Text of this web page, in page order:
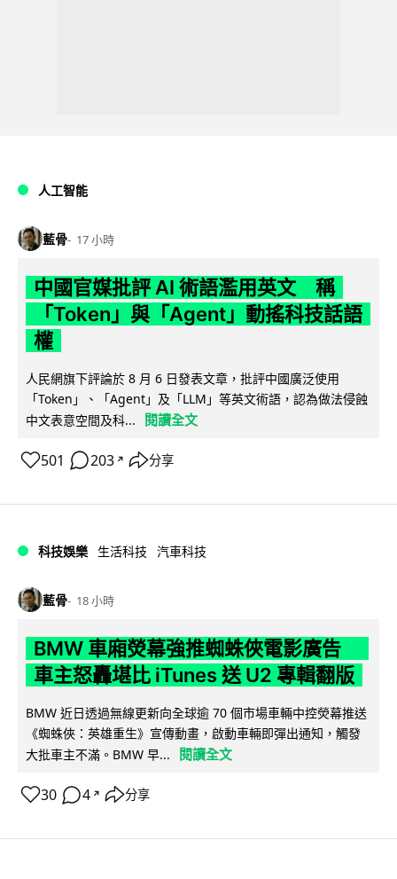
人工智能
藍骨 17 小時
中國官媒批評 AI 術語濫用英文 稱
「Token」與「Agent」動搖科技話語
權
人民網旗下評論於 8 月 6 日發表文章，批評中國廣泛使用
「Token」、「Agent」及「LLM」等英文術語，認為做法侵蝕
中文表意空間及科...
閱讀全文
501 203 ↗ 分享
科技娛樂 生活科技 汽車科技
藍骨 18 小時
BMW 車廂熒幕強推蜘蛛俠電影廣告
車主怒轟堪比 iTunes 送 U2 專輯翻版
BMW 近日透過無線更新向全球逾 70 個市場車輛中控熒幕推送
《蜘蛛俠：英雄重生》宣傳動畫，啟動車輛即彈出通知，觸發
大批車主不滿。BMW 早...
閱讀全文
30 4 ↗ 分享